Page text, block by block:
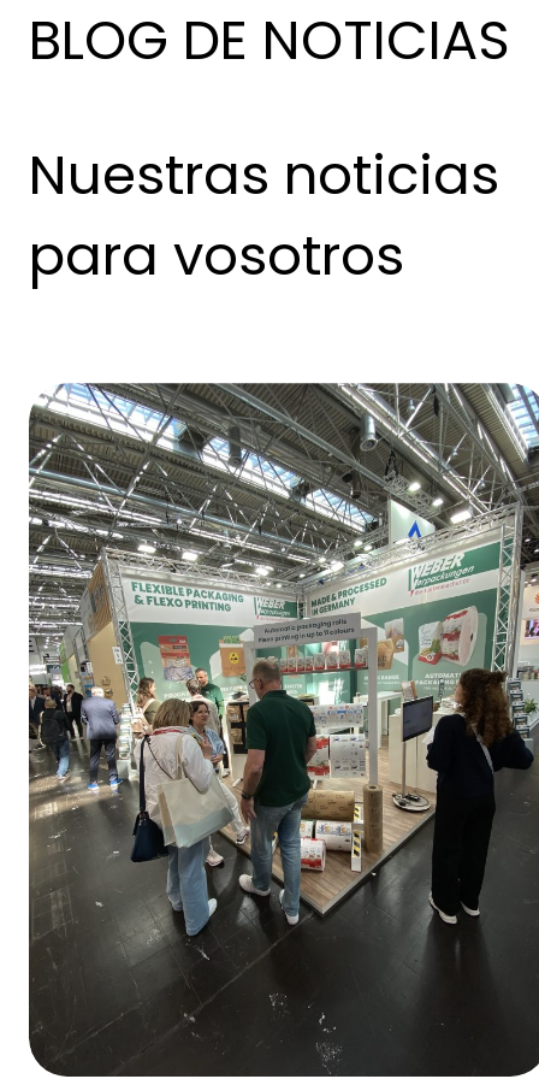
BLOG DE NOTICIAS
Nuestras noticias
para vosotros